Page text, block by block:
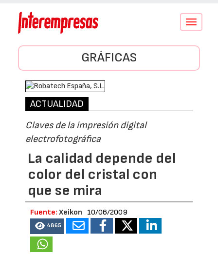
Conmutar
GRÁFICAS
ACTUALIDAD
Claves de la impresión digital
electrofotográfica
La calidad depende del
color del cristal con
que se mira
Fuente:Xeikon 10/06/2009
4865